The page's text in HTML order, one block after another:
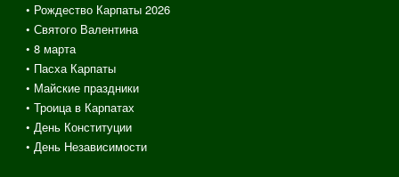
• Рождество Карпаты 2026
• Святого Валентина
• 8 марта
• Пасха Карпаты
• Майские праздники
• Троица в Карпатах
• День Конституции
• День Независимости